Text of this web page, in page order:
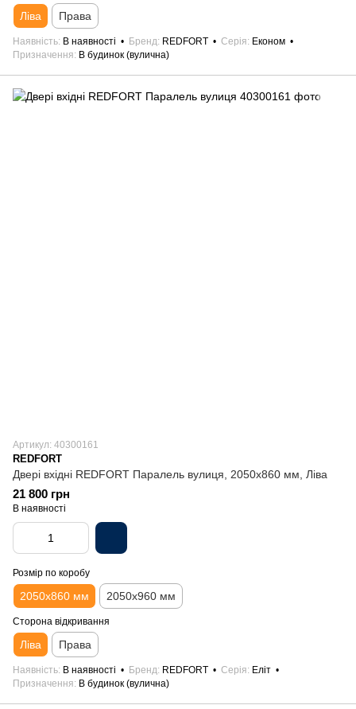
Ліва Права
Наявність В наявності Бренд REDFORT Серія
Економ
Призначення
В будинок (вулична)
Артикул: 40300161
REDFORT
Двері вхідні REDFORT Паралель вулиця, 2050х860 мм, Ліва
21 800 грн
В наявності
Розмір по коробу
2050х860 мм 2050х960 мм
Сторона відкривання
Ліва Права
Наявність В наявності Бренд REDFORT Серія
Еліт
Призначення
В будинок (вулична)